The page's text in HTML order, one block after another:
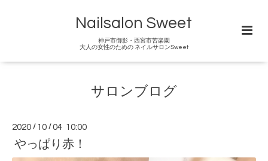
Nailsalon Sweet
神戸市御影・西宮市苦楽園
大人の女性のための ネイルサロンSweet
サロンブログ
2020 / 10 /04 10:00
やっぱり赤！